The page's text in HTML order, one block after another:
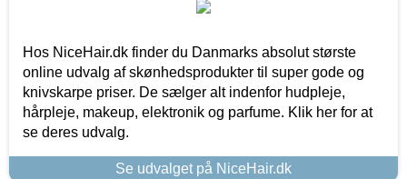
Hos NiceHair.dk finder du Danmarks absolut største
online udvalg af skønhedsprodukter til super gode og
knivskarpe priser. De sælger alt indenfor hudpleje,
hårpleje, makeup, elektronik og parfume. Klik her for at
se deres udvalg.
Se udvalget på NiceHair.dk